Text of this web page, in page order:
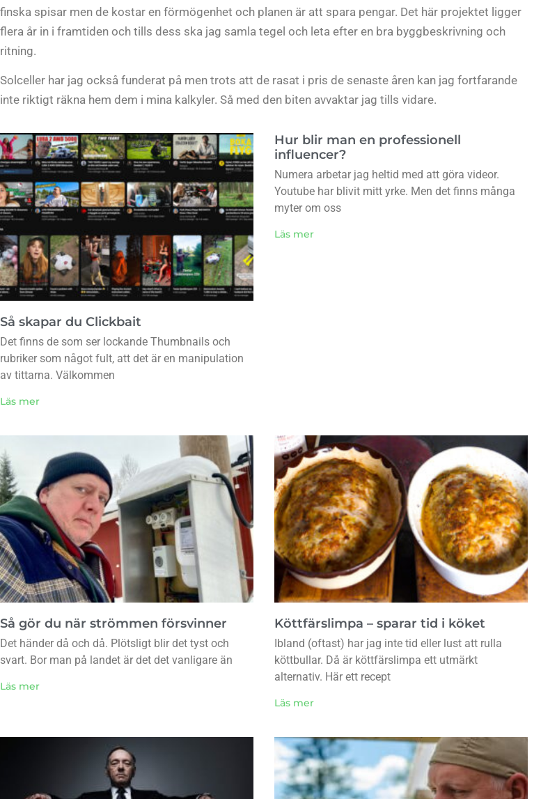
finska spisar men de kostar en förmögenhet och planen är att spara pengar. Det här projektet ligger
flera år in i framtiden och tills dess ska jag samla tegel och leta efter en bra byggbeskrivning och
ritning.
Solceller har jag också funderat på men trots att de rasat i pris de senaste åren kan jag fortfarande
inte riktigt räkna hem dem i mina kalkyler. Så med den biten avvaktar jag tills vidare.
Så skapar du Clickbait
Det finns de som ser lockande Thumbnails och
rubriker som något fult, att det är en manipulation
av tittarna. Välkommen
Läs mer
Hur blir man en professionell
influencer?
Numera arbetar jag heltid med att göra videor.
Youtube har blivit mitt yrke. Men det finns många
myter om oss
Läs mer
Så gör du när strömmen försvinner
Det händer då och då. Plötsligt blir det tyst och
svart. Bor man på landet är det det vanligare än
Läs mer
Köttfärslimpa – sparar tid i köket
Ibland (oftast) har jag inte tid eller lust att rulla
köttbullar. Då är köttfärslimpa ett utmärkt
alternativ. Här ett recept
Läs mer